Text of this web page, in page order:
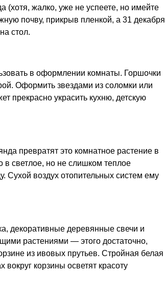
(хотя, жалко, уже не успеете, но имейте
почву, прикрыв пленкой, а 31 декабря
стол.
в оформлении комнаты. Горшочки
Оформить звездами из соломки или
прекрасно украсить кухню, детскую
превратят это комнатное растение в
в светлое, но не слишком теплое
Сухой воздух отопительных систем ему
декоративные деревянные свечи и
растениями — этого достаточно,
из ивовых прутьев. Стройная белая
вокруг корзины осветят красоту